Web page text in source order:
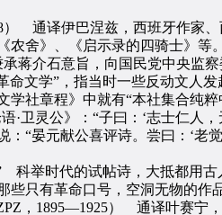
通译伊巴涅兹，西班牙作家、
舍》、《启示录的四骑士》等。
介石意旨，向国民党中央监察
文学”，指当时一些反动文人发
学社章程》中就有“本社集合纯
灵公》：“子曰：‘志士仁人，
“晏元献公喜评诗。尝曰：‘老
时代的试帖诗，大抵都用古
只有革命口号，空洞无物的作品
，1895—1925） 通译叶赛宁，